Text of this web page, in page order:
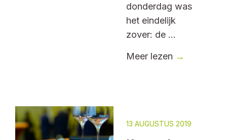
donderdag was
het eindelijk
zover: de ...
Meer lezen →
13 AUGUSTUS 2019